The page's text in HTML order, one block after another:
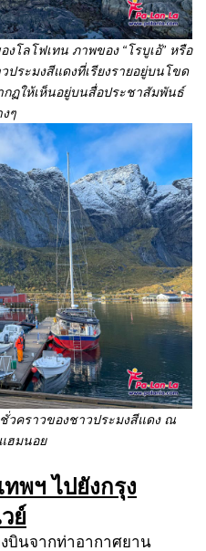
ลโฟเทน ภาพของ “โรบูเอ้” หรือ
ระมงสีแดงที่เรียงรายอยู่บนโขด
กฏให้เห็นอยู่บนสื่อประชาสัมพันธ์
ๆ
ชั่วคราวของชาวประมงสีแดง ณ
ฮมนอย
ทพฯ ไปยังกรุง
ย์
บินจากท่าอากาศยาน